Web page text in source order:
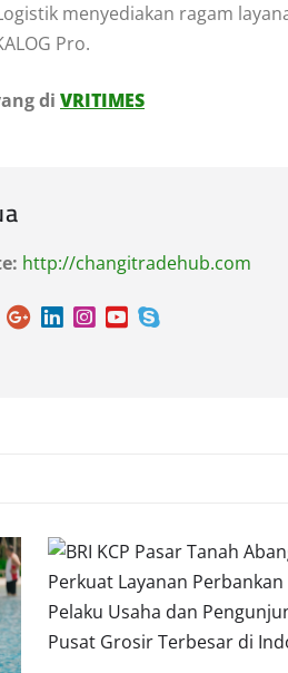
menyediakan ragam
Pro.
di VRITIMES
http://changitradehub.com